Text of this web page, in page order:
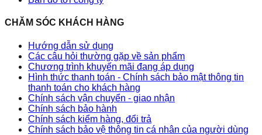
CHĂM SÓC KHÁCH HÀNG
Hướng dẫn sử dụng
Các câu hỏi thường gặp về sản phẩm
Chương trình khuyến mãi đang áp dụng
Hình thức thanh toán - Chính sách bảo mật thông tin
thanh toán cho khách hàng
Chính sách vận chuyển - giao nhận
Chính sách bảo hành
Chính sách kiểm hàng, đổi trả
Chính sách bảo vệ thông tin cá nhân của người dùng